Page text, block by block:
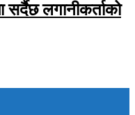
लगानीकर्ताको